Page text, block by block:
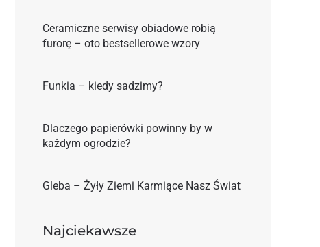
Ceramiczne serwisy obiadowe robią
furorę – oto bestsellerowe wzory
Funkia – kiedy sadzimy?
Dlaczego papierówki powinny by w
każdym ogrodzie?
Gleba – Żyły Ziemi Karmiące Nasz Świat
Najciekawsze